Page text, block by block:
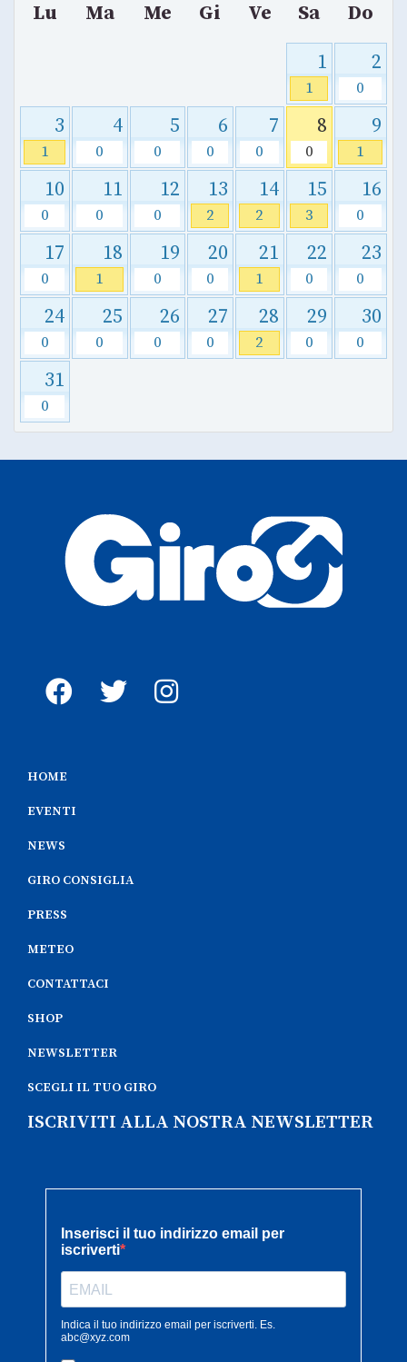
Lu Ma Me Gi Ve Sa
Do
1
1
2
0
3
1
4
0
5
0
6
0
7
0
8
0
9
1
10
0
11
0
12
0
13
2
14
2
15
3
16
0
17
0
18
1
19
0
20
0
21
1
22
0
23
0
24
0
25
0
26
0
27
0
28
2
29
0
30
0
31
0
HOME
EVENTI
NEWS
GIRO CONSIGLIA
PRESS
METEO
CONTATTACI
SHOP
NEWSLETTER
SCEGLI IL TUO GIRO
ISCRIVITI ALLA NOSTRA NEWSLETTER